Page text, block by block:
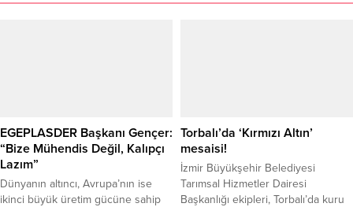
EGEPLASDER Başkanı Gençer:
“Bize Mühendis Değil, Kalıpçı
Lazım”
Dünyanın altıncı, Avrupa’nın ise
ikinci büyük üretim gücüne sahip
Torbalı’da ‘Kırmızı Altın’
mesaisi!
İzmir Büyükşehir Belediyesi
Tarımsal Hizmetler Dairesi
Başkanlığı ekipleri, Torbalı’da kuru